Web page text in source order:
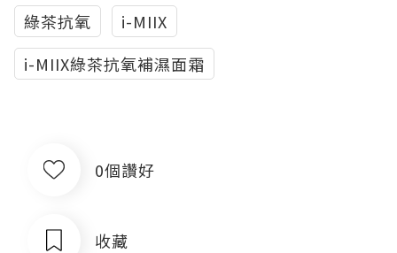
綠茶抗氧
i-MIIX
i-MIIX綠茶抗氧補濕面霜
0個讚好
收藏